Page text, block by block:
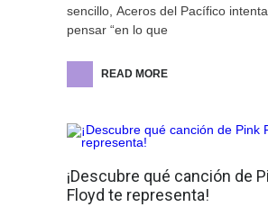
sencillo, Aceros del Pacífico
pensar “en lo que
READ MORE
¡Descubre qué canción de
Floyd te representa!